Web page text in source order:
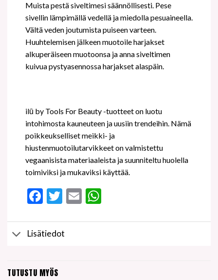
Muista pestä siveltimesi säännöllisesti. Pese
sivellin lämpimällä vedellä ja miedolla pesuaineella.
Vältä veden joutumista puiseen varteen.
Huuhtelemisen jälkeen muotoile harjakset
alkuperäiseen muotoonsa ja anna siveltimen
kuivua pystyasennossa harjakset alaspäin.
ilū by Tools For Beauty -tuotteet on luotu
intohimosta kauneuteen ja uusiin trendeihin. Nämä
poikkeukselliset meikki- ja
hiustenmuotoilutarvikkeet on valmistettu
vegaanisista materiaaleista ja suunniteltu huolella
toimiviksi ja mukaviksi käyttää.
Facebook
Twitter
EmailWhatsApp
Lisätiedot
TUTUSTU MYÖS